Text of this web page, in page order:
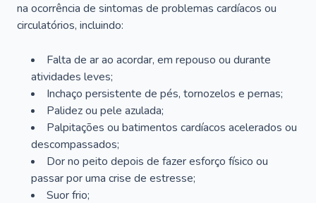
na ocorrência de sintomas de problemas cardíacos ou
circulatórios, incluindo:
Falta de ar ao acordar, em repouso ou durante
atividades leves;
Inchaço persistente de pés, tornozelos e pernas;
Palidez ou pele azulada;
Palpitações ou batimentos cardíacos acelerados ou
descompassados;
Dor no peito depois de fazer esforço físico ou
passar por uma crise de estresse;
Suor frio;